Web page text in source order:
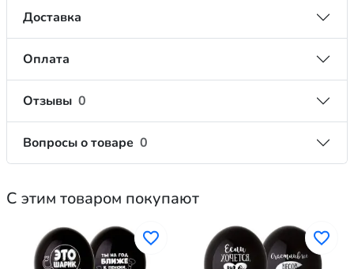
Доставка
Оплата
Отзывы 0
Вопросы о товаре 0
С этим товаром покупают